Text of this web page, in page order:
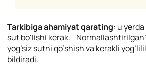
Tarkibiga ahamiyat qarating: u
sut bo’lishi kerak. “Normallashtirilgan”
yog’siz sutni qo’shish va kerakli
bildiradi.